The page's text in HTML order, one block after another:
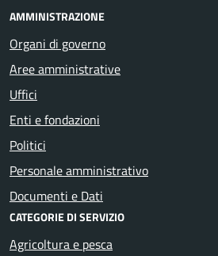
AMMINISTRAZIONE
Organi di governo
Aree amministrative
Uffici
Enti e fondazioni
Politici
Personale amministrativo
Documenti e Dati
CATEGORIE DI SERVIZIO
Agricoltura e pesca